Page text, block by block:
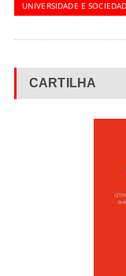
UNIVERSIDADE E
CARTILHA